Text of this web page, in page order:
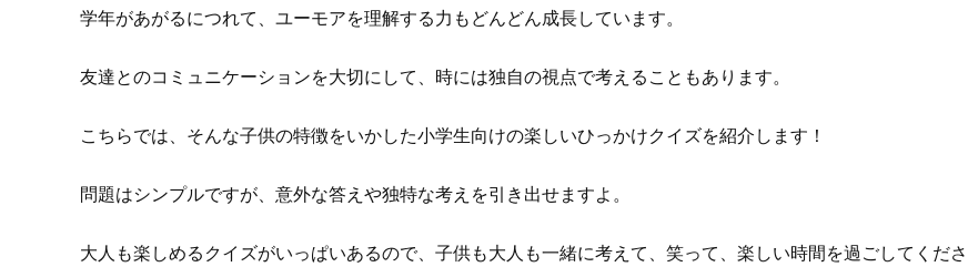
学年があがるにつれて、ユーモアを理解する力もどんどん成長しています。
友達とのコミュニケーションを大切にして、時には独自の視点で考えることもあります。
こちらでは、そんな子供の特徴をいかした小学生向けの楽しいひっかけクイズを紹介します！
問題はシンプルですが、意外な答えや独特な考えを引き出せますよ。
大人も楽しめるクイズがいっぱいあるので、子供も大人も一緒に考えて、笑って、楽しい時間を過ごしてくださ